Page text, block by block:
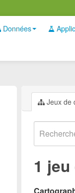
Données
Jeux de
1